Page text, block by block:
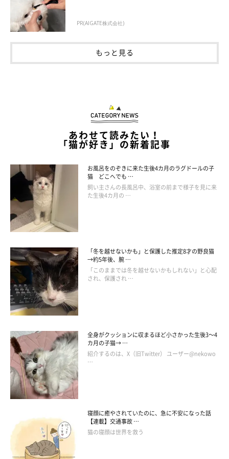
PR(AIGATE株式会社)
もっと見る
あわせて読みたい！
「猫が好き」の新着記事
お風呂をのぞきに来た生後4カ月のラグドールの子
猫 どこへでも …
飼い主さんの長風呂中、浴室の前まで様子を見に来
た生後4カ月の …
「冬を越せないかも」と保護した推定8才の野良猫
→約5年後、腕 …
「このままでは冬を越せないかもしれない」と心配
され、保護され …
全身がクッションに収まるほど小さかった生後3～4
カ月の子猫→ …
紹介するのは、X（旧Twitter） ユーザー@nekowo
…
寝顔に癒やされていたのに、急に不安になった話
【連載】交通事故 …
猫の寝顔は世界を救う